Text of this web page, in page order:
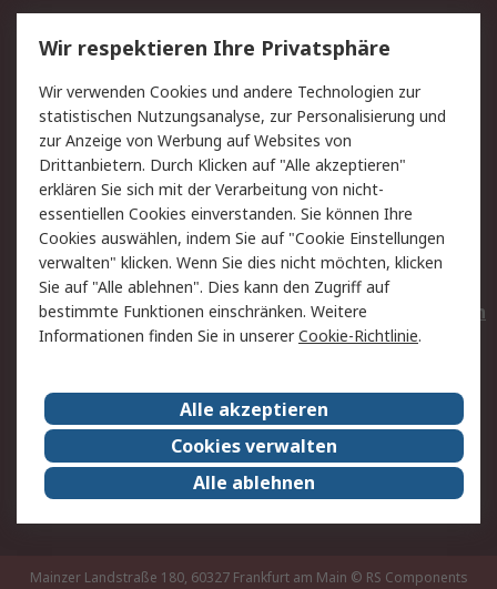
Service
Value Added Services
Lieferlösungen
Rücksendungen
Kontakt
Hilfe
Privatkunden
Rechtliches
AGB
Datenschutz
Cookie-Richtlinie
Zahlungsbedingungen
Copyright/Impressum
Entsorgung
Elektrogeräte/Batterien
RS weltweit
Karriere bei RS
Nachhaltigkeit
Qualität/Umwelt/ZertifikatePresse-Center
Event-Center
Mainzer Landstraße 180, 60327 Frankfurt am Main © RS Components
Wir respektieren Ihre Privatsphäre
Wir verwenden Cookies und andere Technologien zur
statistischen Nutzungsanalyse, zur Personalisierung und
zur Anzeige von Werbung auf Websites von
Drittanbietern. Durch Klicken auf "Alle akzeptieren"
erklären Sie sich mit der Verarbeitung von nicht-
essentiellen Cookies einverstanden. Sie können Ihre
Cookies auswählen, indem Sie auf "Cookie Einstellungen
verwalten" klicken. Wenn Sie dies nicht möchten, klicken
Sie auf "Alle ablehnen". Dies kann den Zugriff auf
bestimmte Funktionen einschränken. Weitere
Informationen finden Sie in unsererCookie-Richtlinie.
Alle akzeptieren
Cookies verwalten
Alle ablehnen